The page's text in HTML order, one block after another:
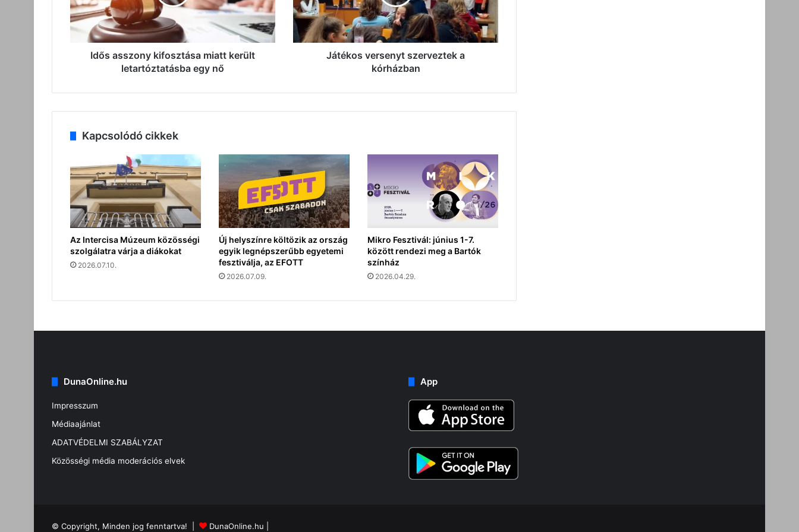
letartóztatásba
egy
nő
Idős asszony kifosztása miatt került
letartóztatásba egy nő
Játékos versenyt szerveztek a
kórházban
Kapcsolódó cikkek
Az Intercisa Múzeum közösségi
szolgálatra várja a diákokat
2026.07.10.
Új helyszínre költözik az ország
egyik legnépszerűbb egyetemi
fesztiválja, az EFOTT
2026.07.09.
Mikro Fesztivál: június 1-7.
között rendezi meg a Bartók
színház
2026.04.29.
DunaOnline.hu
Impresszum
Médiaajánlat
ADATVÉDELMI SZABÁLYZAT
Közösségi média moderációs elvek
App
© Copyright, Minden jog fenntartva! | DunaOnline.hu